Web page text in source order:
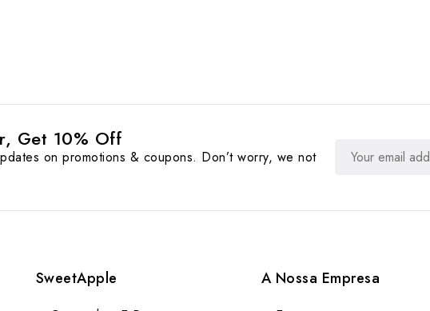
Get 10% Off
on promotions & coupons. Don’t worry, we not
SweetApple A Nossa Empresa